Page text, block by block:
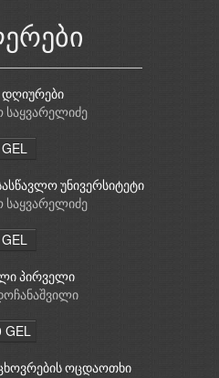
დღიურები
საყვარელიძე
უნივერსიტეტი
საყვარელიძე
პირველი
GEL
ოცდაოთხი